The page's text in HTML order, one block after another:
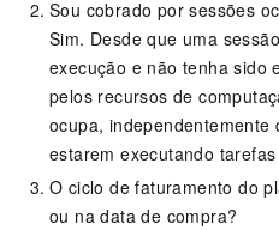
Sou cobrado por sessões
Sim. Desde que uma
execução e não tenha sido
pelos recursos de
ocupa,
estarem executando
O ciclo de faturamento do
ou na data de compra?